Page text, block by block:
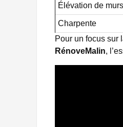
Élévation de murs
Charpente
Pour un focus sur
RénoveMalin,